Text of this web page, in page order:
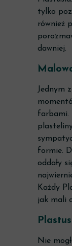
tylko
również
dawniej.
Jednym
farbami.
formie.
oddały
Każdy
jak mali
Nie